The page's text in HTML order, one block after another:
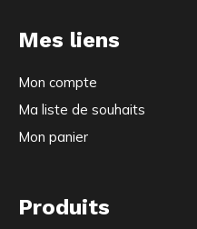
Mes liens
Mon compte
Ma liste de souhaits
Mon panier
Produits